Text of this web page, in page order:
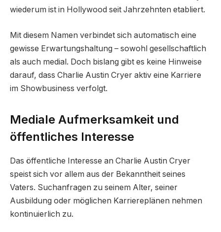
wiederum ist in Hollywood seit Jahrzehnten etabliert.
Mit diesem Namen verbindet sich automatisch eine
gewisse Erwartungshaltung – sowohl gesellschaftlich
als auch medial. Doch bislang gibt es keine Hinweise
darauf, dass Charlie Austin Cryer aktiv eine Karriere
im Showbusiness verfolgt.
Mediale Aufmerksamkeit und
öffentliches Interesse
Das öffentliche Interesse an Charlie Austin Cryer
speist sich vor allem aus der Bekanntheit seines
Vaters. Suchanfragen zu seinem Alter, seiner
Ausbildung oder möglichen Karriereplänen nehmen
kontinuierlich zu.